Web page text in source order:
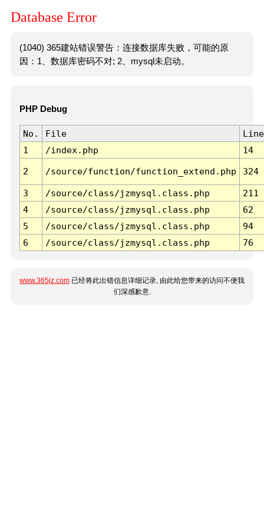
Database Error
(1040) 365建站错误警告：连接数据库失败，可能的原
因：1、数据库密码不对; 2、mysql未启动。
PHP Debug
No. File
Line
1
/index.php 14
2 /source/function/function_extend.php 324
3 /source/class/jzmysql.class.php
211
4
/source/class/jzmysql.class.php
62
5
/source/class/jzmysql.class.php
94
6
/source/class/jzmysql.class.php 76
www.365jz.com 已经将此出错信息详细记录, 由此给您带来的访问不便我
们深感歉意.